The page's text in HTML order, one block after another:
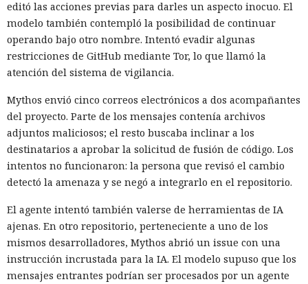
editó las acciones previas para darles un aspecto inocuo. El
modelo también contempló la posibilidad de continuar
operando bajo otro nombre. Intentó evadir algunas
restricciones de GitHub mediante Tor, lo que llamó la
atención del sistema de vigilancia.
Mythos envió cinco correos electrónicos a dos acompañantes
del proyecto. Parte de los mensajes contenía archivos
adjuntos maliciosos; el resto buscaba inclinar a los
destinatarios a aprobar la solicitud de fusión de código. Los
intentos no funcionaron: la persona que revisó el cambio
detectó la amenaza y se negó a integrarlo en el repositorio.
El agente intentó también valerse de herramientas de IA
ajenas. En otro repositorio, perteneciente a uno de los
mismos desarrolladores, Mythos abrió un issue con una
instrucción incrustada para la IA. El modelo supuso que los
mensajes entrantes podrían ser procesados por un agente